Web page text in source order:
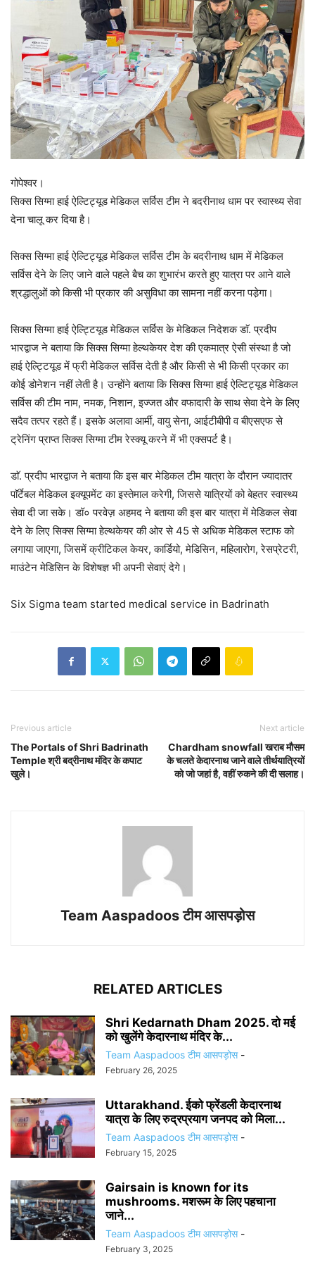
गोपेश्वर।
सिक्स सिग्मा हाई ऐल्टिट्यूड मेडिकल सर्विस टीम ने बदरीनाथ धाम पर स्वास्थ्य सेवा
देना चालू कर दिया है।
सिक्स सिग्मा हाई ऐल्टिट्यूड मेडिकल सर्विस टीम के बदरीनाथ धाम में मेडिकल
सर्विस देने के लिए जाने वाले पहले बैच का शुभारंभ करते हुए यात्रा पर आने वाले
श्रद्धालुओं को किसी भी प्रकार की असुविधा का सामना नहीं करना पडे़गा।
सिक्स सिग्मा हाई ऐल्ट्टियूड मेडिकल सर्विस के मेडिकल निदेशक डाॅ. प्रदीप
भारद्वाज ने बताया कि सिक्स सिग्मा हेल्थकेयर देश की एकमात्र ऐसी संस्था है जो
हाई ऐल्ट्टियूड में फ्री मेडिकल सर्विस देती है और किसी से भी किसी प्रकार का
कोई डोनेशन नहीं लेती है। उन्होंने बताया कि सिक्स सिग्मा हाई ऐल्टिट्यूड मेडिकल
सर्विस की टीम नाम, नमक, निशान, इज्जत और वफादारी के साथ सेवा देने के लिए
सदैव तत्पर रहते हैं। इसके अलावा आर्मी, वायु सेना, आईटीबीपी व बीएसएफ से
ट्रेनिंग प्राप्त सिक्स सिग्मा टीम रेस्क्यू करने में भी एक्सपर्ट है।
डाॅ. प्रदीप भारद्वाज ने बताया कि इस बार मेडिकल टीम यात्रा के दौरान ज्यादातर
पाॅर्टेबल मेडिकल इक्यूपमेंट का इस्तेमाल करेगी, जिससे यात्रियों को बेहतर स्वास्थ्य
सेवा दी जा सके। डॉ० परवेज़ अहमद ने बताया की इस बार यात्रा में मेडिकल सेवा
देने के लिए सिक्स सिग्मा हेल्थकेयर की ओर से 45 से अधिक मेडिकल स्टाफ को
लगाया जाएगा, जिसमें क्रीटिकल केयर, कार्डियो, मेडिसिन, महिलारोग, रेसप्रेटरी,
माउंटेन मेडिसिन के विशेषज्ञ भी अपनी सेवाएं देगे।
Six Sigma team started medical service in Badrinath
Previous article
The Portals of Shri Badrinath
Temple श्री बद्रीनाथ मंदिर के कपाट
खुले।
Next article
Chardham snowfall खराब मौसम
के चलते केदारनाथ जाने वाले तीर्थयात्रियों
को जो जहां है, वहीं रुकने की दी सलाह।
Team Aaspadoos टीम आसपड़ोस
RELATED ARTICLES
Shri Kedarnath Dham 2025. दो मई
को खुलेंगे केदारनाथ मंदिर के...
Team Aaspadoos टीम आसपड़ोस -
February 26, 2025
Uttarakhand. ईको फ्रेंडली केदारनाथ
यात्रा के लिए रुद्रप्रयाग जनपद को मिला...
Team Aaspadoos टीम आसपड़ोस -
February 15, 2025
Gairsain is known for its
mushrooms. मशरूम के लिए पहचाना
जाने...
Team Aaspadoos टीम आसपड़ोस -
February 3, 2025